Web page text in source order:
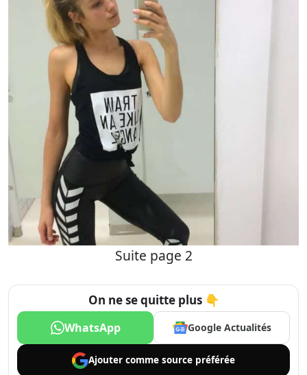
Suite page 2
On ne se quitte plus 👇
WhatsApp Google Actualités
Ajouter comme source préférée